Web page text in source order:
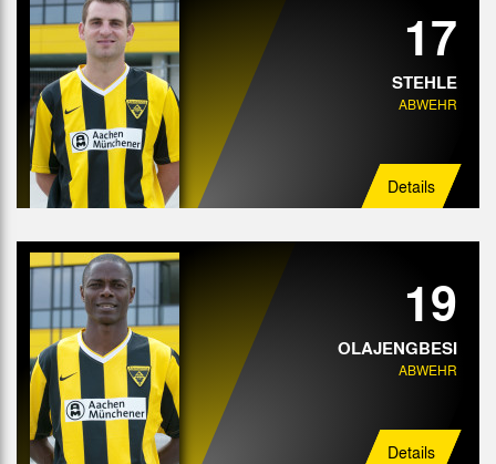
17
STEHLE
ABWEHR
Details
19
OLAJENGBESI
ABWEHR
Details